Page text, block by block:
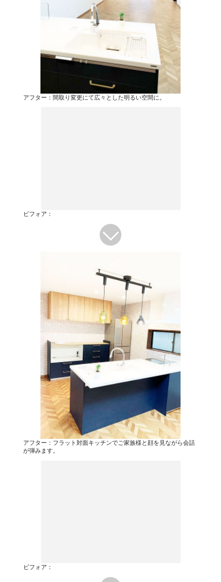
アフター：間取り変更にて広々とした明るい空間に。
ビフォア：
アフター：フラット対面キッチンでご家族様と顔を見ながら会話
が弾みます。
ビフォア：